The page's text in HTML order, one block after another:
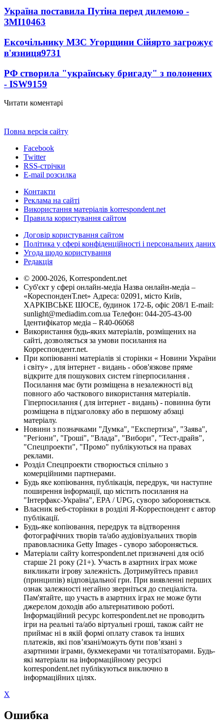
Україна поставила Путіна перед дилемою -
ЗМІ10463
Ексочільнику МЗС Угорщини Сійярто загрожує
в'язниця9731
РФ створила "українську бригаду" з полонених
- ISW9159
Читати коментарі
Повна версія сайту
Facebook
Twitter
RSS-стрічки
E-mail розсилка
Контакти
Реклама на сайті
Використання матеріалів korrespondent.net
Правила користування сайтом
Договір користування сайтом
Політика у сфері конфіденційності і персональних даних
Угода щодо користування
Редакція
© 2000-2026, Korrespondent.net
Суб'єкт у сфері онлайн-медіа Назва онлайн-медіа –
«КореспонденТ.net» Адреса: 02091, місто Київ,
ХАРКІВСЬКЕ ШОСЕ, будинок 172-Б, офіс 208/1 E-mail:
sunlight@mediadim.com.ua Телефон: 044-205-43-00
Ідентифікатор медіа – R40-06068
Використання будь-яких матеріалів, розміщених на
сайті, дозволяється за умови посилання на
Корреспондент.net.
При копіюванні матеріалів зі сторінки « Новини України
і світу» , для інтернет - видань - обов'язкове пряме
відкрите для пошукових систем гіперпосилання .
Посилання має бути розміщена в незалежності від
повного або часткового використання матеріалів.
Гіперпосилання ( для інтернет - видань) - повинна бути
розміщена в підзаголовку або в першому абзаці
матеріалу.
Новини з позначками "Думка", "Експертиза", "Заява",
"Регіони", "Гроші", "Влада", "Вибори", "Тест-драйв",
"Спецпроекти", "Промо" публікуються на правах
реклами.
Розділ Спецпроекти створюється спільно з
комерційними партнерами.
Будь яке копіювання, публікація, передрук, чи наступне
поширення інформації, що містить посилання на
"Інтерфакс-Україна", EPA / UPG, суворо забороняється.
Власник веб-сторінки в розділі Я-Корреспондент є автор
публікації.
Будь-яке копіювання, передрук та відтворення
фотографічних творів та/або аудіовізуальних творів
правовласника Getty Images - суворо забороняється.
Матеріали сайту korrespondent.net призначені для осіб
старше 21 року (21+). Участь в азартних іграх може
викликати ігрову залежність. Дотримуйтесь правил
(принципів) відповідальної гри. При виявленні перших
ознак залежності негайно зверніться до спеціаліста.
Пам'ятайте, що участь в азартних іграх не може бути
джерелом доходів або альтернативою роботі.
Інформаційний ресурс korrespondent.net не проводить
ігри на реальні та/або віртуальні гроші, також сайт не
приймає ні в якій формі оплату ставок та інших
платежів, які пов’язані/можуть бути пов’язані з
азартними іграми, букмекерами чи тоталізаторами. Будь-
які матеріали на інформаційному ресурсі
korrespondent.net публікуються виключно в
інформаційних цілях.
X
Ошибка